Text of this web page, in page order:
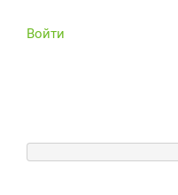
Войти